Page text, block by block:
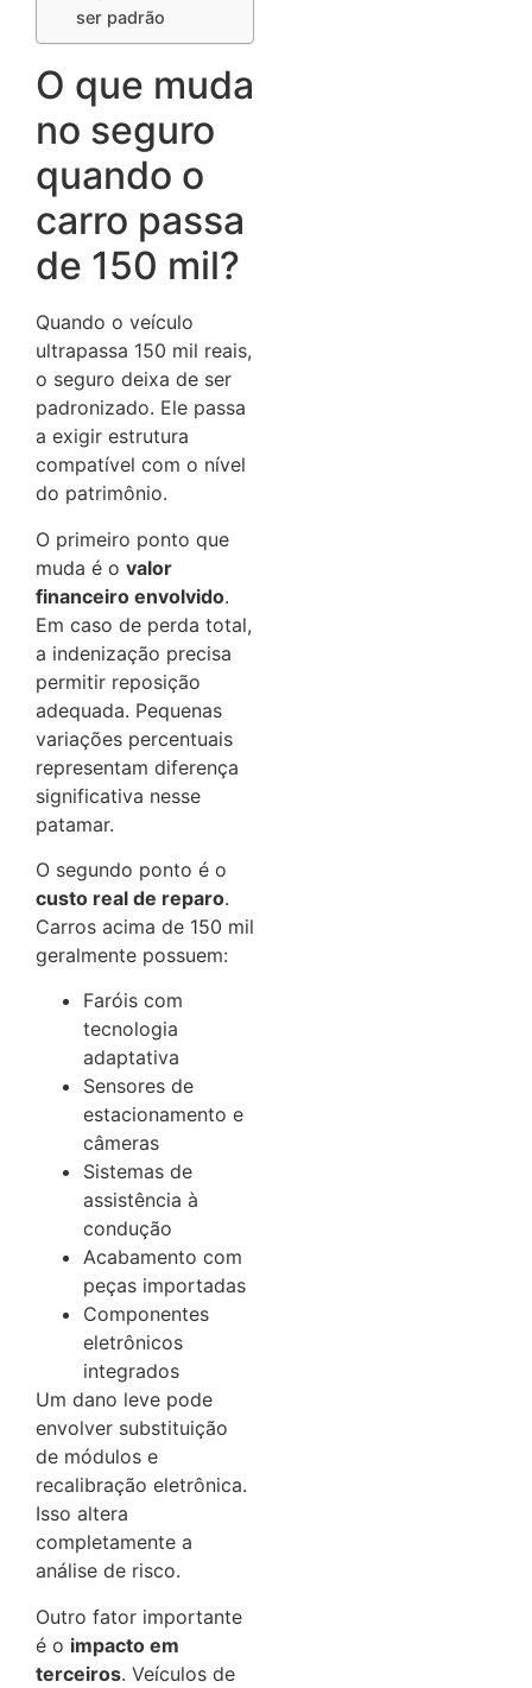
ser padrão
O que muda
no seguro
quando o
carro passa
de 150 mil?
Quando o veículo
ultrapassa 150 mil reais,
o seguro deixa de ser
padronizado. Ele passa
a exigir estrutura
compatível com o nível
do patrimônio.
O primeiro ponto que
muda é o valor
financeiro envolvido.
Em caso de perda total,
a indenização precisa
permitir reposição
adequada. Pequenas
variações percentuais
representam diferença
significativa nesse
patamar.
O segundo ponto é o
custo real de reparo.
Carros acima de 150 mil
geralmente possuem:
Faróis com
tecnologia
adaptativa
Sensores de
estacionamento e
câmeras
Sistemas de
assistência à
condução
Acabamento com
peças importadas
Componentes
eletrônicos
integrados
Um dano leve pode
envolver substituição
de módulos e
recalibração eletrônica.
Isso altera
completamente a
análise de risco.
Outro fator importante
é o impacto em
terceiros. Veículos de